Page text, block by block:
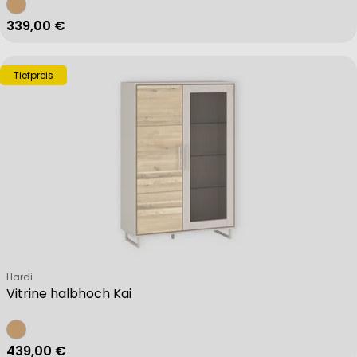
Regulärer Preis
339,00 €
Tiefpreis
Vitrine halbhoch Kai
Verkäufer:
Hardi
Regulärer Preis
439,00 €